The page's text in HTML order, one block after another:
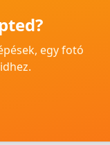
egy fotó